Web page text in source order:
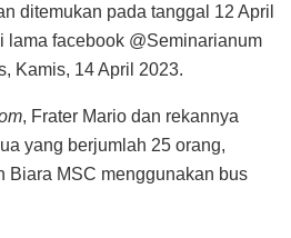
ditemukan pada tanggal 12 April
lama facebook @Seminarianum
Kamis, 14 April 2023.
, Frater Mario dan rekannya
yang berjumlah 25 orang,
Biara MSC menggunakan bus